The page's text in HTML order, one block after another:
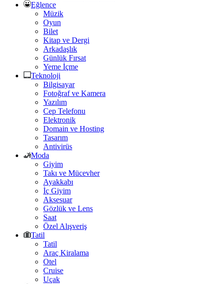
Eğlence
Müzik
Oyun
Bilet
Kitap ve Dergi
Arkadaşlık
Günlük Fırsat
Yeme İçme
Teknoloji
Bilgisayar
Fotoğraf ve Kamera
Yazılım
Cep Telefonu
Elektronik
Domain ve Hosting
Tasarım
Antivirüs
Moda
Giyim
Takı ve Mücevher
Ayakkabı
İç Giyim
Aksesuar
Gözlük ve Lens
Saat
Özel Alışveriş
Tatil
Tatil
Araç Kiralama
Otel
Cruise
Uçak